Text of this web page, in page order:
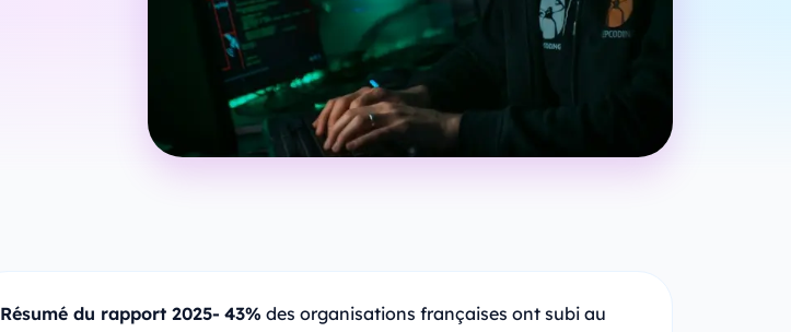
Résumé du rapport 2025- 43% des organisations françaises ont subi au